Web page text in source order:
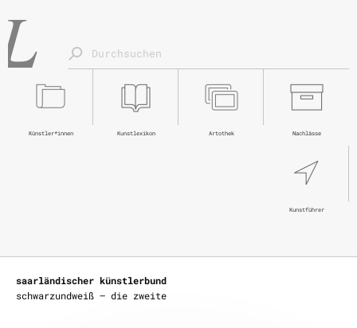
Nachlässe
Artothek
Kunstlexikon
Künstler*innen
Kunstführer
saarländischer künstlerbund
schwarzundweiß – die zweite
Knisternder Peffer